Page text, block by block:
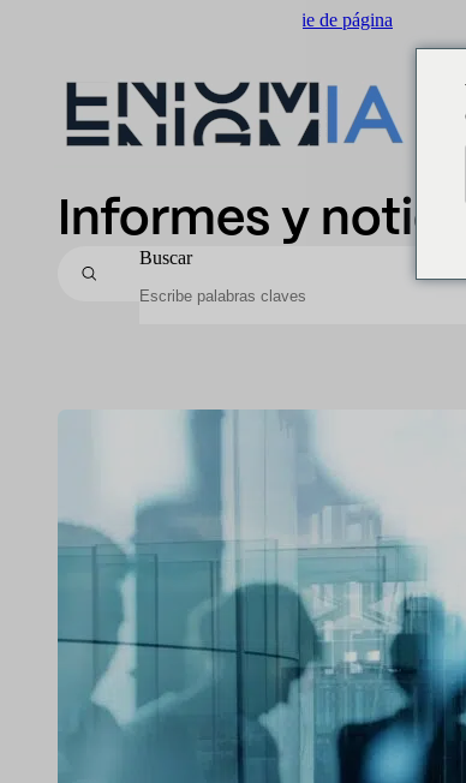
Saltar al pie de página
Informes y
Buscar